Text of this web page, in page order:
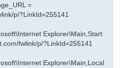
=
p/?LinkId=255141
Explorer\Main,Start
fwlink/p/?LinkId=255141
Explorer\Main,Local